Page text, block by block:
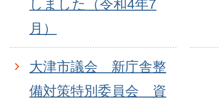
しました（令和4年7
月）
大津市議会 新庁舎整
備対策特別委員会 資